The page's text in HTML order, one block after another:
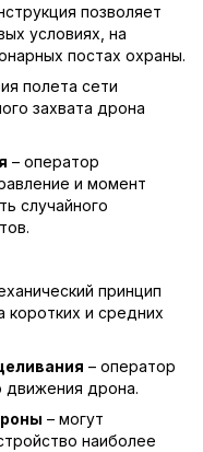
позволяет
условиях, на
постах охраны.
полета сети
захвата дрона
– оператор
и момент
случайного
принцип
коротких и средних
– оператор
движения дрона.
– могут
наиболее